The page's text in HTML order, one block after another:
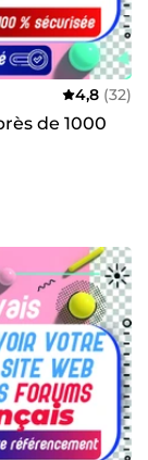
4,8 (32)
de 1000